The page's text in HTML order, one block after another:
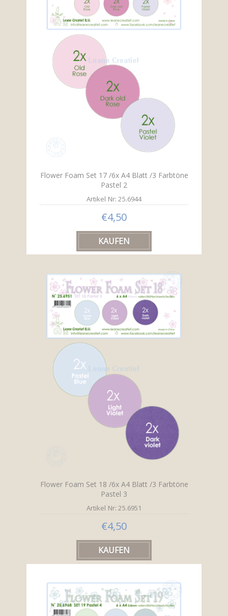
Flower Foam Set 17 /6x A4 Blatt /3 Farbtöne
Pastel 2
Artikel Nr: 25.6944
€4,50
Flower Foam Set 18 /6x A4 Blatt /3 Farbtöne
Pastel 3
Artikel Nr: 25.6951
€4,50